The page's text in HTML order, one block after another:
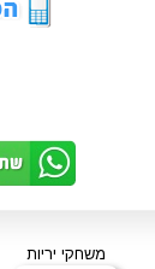
משחקי יריות